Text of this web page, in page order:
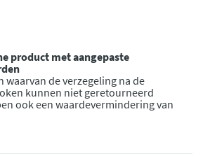
product met aangepaste
waarvan de verzegeling na de
kunnen niet geretourneerd
ook een waardevermindering van